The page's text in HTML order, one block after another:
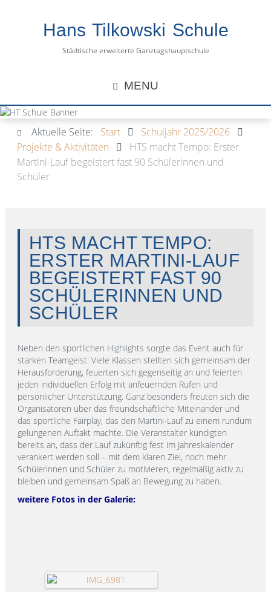
Hans Tilkowski Schule
Städtische erweiterte Ganztagshauptschule
MENU
Aktuelle Seite: Start
Schuljahr 2025/2026
Projekte & Aktivitäten
HTS macht Tempo: Erster
Martini-Lauf begeistert fast 90 Schülerinnen und
Schüler
HTS MACHT TEMPO:
ERSTER MARTINI-LAUF
BEGEISTERT FAST 90
SCHÜLERINNEN UND
SCHÜLER
Neben den sportlichen Highlights sorgte das Event auch für
starken Teamgeist: Viele Klassen stellten sich gemeinsam der
Herausforderung, feuerten sich gegenseitig an und feierten
jeden individuellen Erfolg mit anfeuernden Rufen und
persönlicher Unterstützung. Ganz besonders freuten sich die
Organisatoren über das freundschaftliche Miteinander und
das sportliche Fairplay, das den Martini-Lauf zu einem rundum
gelungenen Auftakt machte. Die Veranstalter kündigten
bereits an, dass der Lauf zukünftig fest im Jahreskalender
verankert werden soll – mit dem klaren Ziel, noch mehr
Schülerinnen und Schüler zu motivieren, regelmäßig aktiv zu
bleiben und gemeinsam Spaß an Bewegung zu haben.
weitere Fotos in der Galerie: